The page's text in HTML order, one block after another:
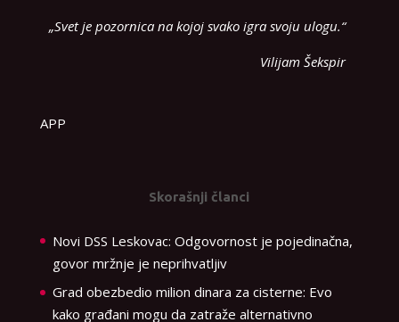
„Svet je pozornica na kojoj svako igra svoju ulogu.“
Vilijam Šekspir
APP
Skorašnji članci
Novi DSS Leskovac: Odgovornost je pojedinačna,
govor mržnje je neprihvatljiv
Grad obezbedio milion dinara za cisterne: Evo
kako građani mogu da zatraže alternativno